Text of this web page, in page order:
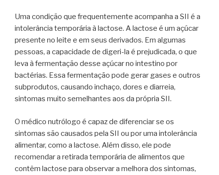
Uma condição que frequentemente acompanha a SII é a
intolerância temporária à lactose. A lactose é um açúcar
presente no leite e em seus derivados. Em algumas
pessoas, a capacidade de digeri-la é prejudicada, o que
leva à fermentação desse açúcar no intestino por
bactérias. Essa fermentação pode gerar gases e outros
subprodutos, causando inchaço, dores e diarreia,
sintomas muito semelhantes aos da própria SII.
O médico nutrólogo é capaz de diferenciar se os
sintomas são causados pela SII ou por uma intolerância
alimentar, como a lactose. Além disso, ele pode
recomendar a retirada temporária de alimentos que
contêm lactose para observar a melhora dos sintomas,